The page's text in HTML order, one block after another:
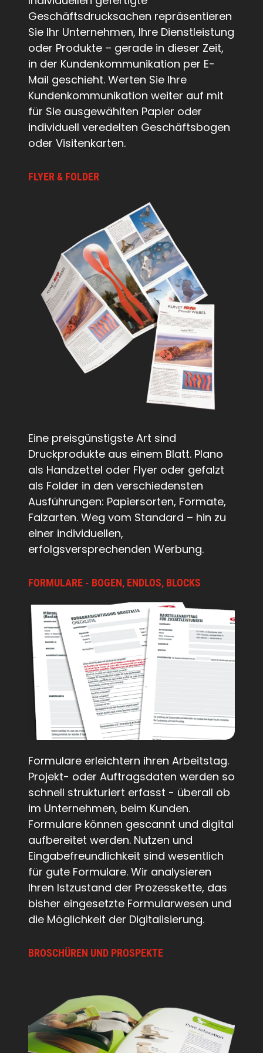
Geschäftsdrucksachen repräsentieren
Sie Ihr Unternehmen, Ihre Dienstleistung
oder Produkte – gerade in dieser Zeit,
in der Kundenkommunikation per E-
Mail geschieht. Werten Sie Ihre
Kundenkommunikation weiter auf mit
für Sie ausgewählten Papier oder
individuell veredelten Geschäftsbogen
oder Visitenkarten.
FLYER & FOLDER
Eine preisgünstigste Art sind
Druckprodukte aus einem Blatt. Plano
als Handzettel oder Flyer oder gefalzt
als Folder in den verschiedensten
Ausführungen: Papiersorten, Formate,
Falzarten. Weg vom Standard – hin zu
einer individuellen,
erfolgsversprechenden Werbung.
FORMULARE - BOGEN, ENDLOS, BLOCKS
Formulare erleichtern ihren Arbeitstag.
Projekt- oder Auftragsdaten werden so
schnell strukturiert erfasst - überall ob
im Unternehmen, beim Kunden.
Formulare können gescannt und digital
aufbereitet werden. Nutzen und
Eingabefreundlichkeit sind wesentlich
für gute Formulare. Wir analysieren
Ihren Istzustand der Prozesskette, das
bisher eingesetzte Formularwesen und
die Möglichkeit der Digitalisierung.
BROSCHÜREN UND PROSPEKTE